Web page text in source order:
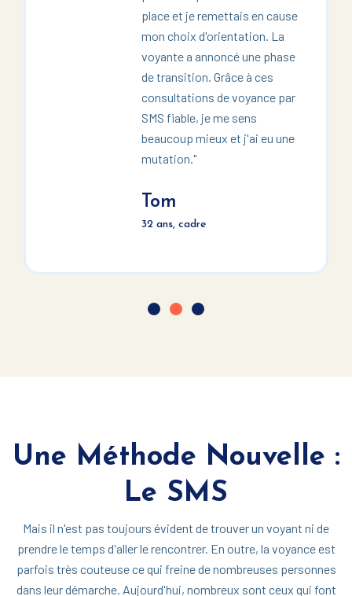
place et je remettais en cause
mon choix d'orientation. La
voyante a annoncé une phase
de transition. Grâce à ces
consultations de voyance par
SMS fiable, je me sens
beaucoup mieux et j'ai eu une
mutation."
Tom
32 ans, cadre
Une Méthode Nouvelle :
Le SMS
Mais il n'est pas toujours évident de trouver un voyant ni de
prendre le temps d'aller le rencontrer. En outre, la voyance est
parfois très couteuse ce qui freine de nombreuses personnes
dans leur démarche. Aujourd'hui, nombreux sont ceux qui font